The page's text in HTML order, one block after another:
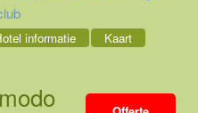
informatie
Kaart